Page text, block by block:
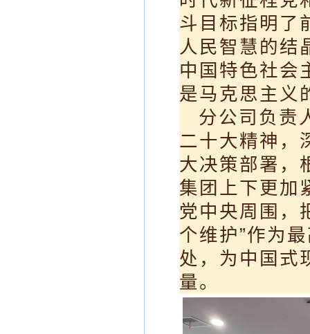
斗目标指明了
人民智慧的结
中国特色社会
是马克思主义
分公司负责
二十大精神，
大决策部署，
集团上下更加
党中央周围，
个维护”作为
处，为中国式
量。